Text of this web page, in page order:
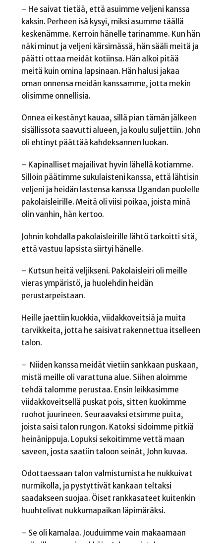
– He saivat tietää, että asuimme veljeni kanssa
kaksin. Perheen isä kysyi, miksi asumme täällä
keskenämme. Kerroin hänelle tarinamme. Kun hän
näki minut ja veljeni kärsimässä, hän sääli meitä ja
päätti ottaa meidät kotiinsa. Hän alkoi pitää
meitä kuin omina lapsinaan. Hän halusi jakaa
oman onnensa meidän kanssamme, jotta mekin
olisimme onnellisia.
Onnea ei kestänyt kauaa, sillä pian tämän jälkeen
sisällissota saavutti alueen, ja koulu suljettiin. John
oli ehtinyt päättää kahdeksannen luokan.
– Kapinalliset majailivat hyvin lähellä kotiamme.
Silloin päätimme sukulaisteni kanssa, että lähtisin
veljeni ja heidän lastensa kanssa Ugandan puolelle
pakolaisleirille. Meitä oli viisi poikaa, joista minä
olin vanhin, hän kertoo.
Johnin kohdalla pakolaisleirille lähtö tarkoitti sitä,
että vastuu lapsista siirtyi hänelle.
– Kutsun heitä veljikseni. Pakolaisleiri oli meille
vieras ympäristö, ja huolehdin heidän
perustarpeistaan.
Heille jaettiin kuokkia, viidakkoveitsiä ja muita
tarvikkeita, jotta he saisivat rakennettua itselleen
talon.
– Niiden kanssa meidät vietiin sankkaan puskaan,
mistä meille oli varattuna alue. Siihen aloimme
tehdä talomme perustaa. Ensin leikkasimme
viidakkoveitsellä puskat pois, sitten kuokimme
ruohot juurineen. Seuraavaksi etsimme puita,
joista saisi talon rungon. Katoksi sidoimme pitkiä
heinänippuja. Lopuksi sekoitimme vettä maan
saveen, josta saatiin taloon seinät, John kuvaa.
Odottaessaan talon valmistumista he nukkuivat
nurmikolla, ja pystyttivät kankaan teltaksi
saadakseen suojaa. Öiset rankkasateet kuitenkin
huuhtelivat nukkumapaikan läpimäräksi.
– Se oli kamalaa. Jouduimme vain makaamaan